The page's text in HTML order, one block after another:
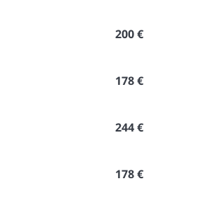
200 €
178 €
244 €
178 €